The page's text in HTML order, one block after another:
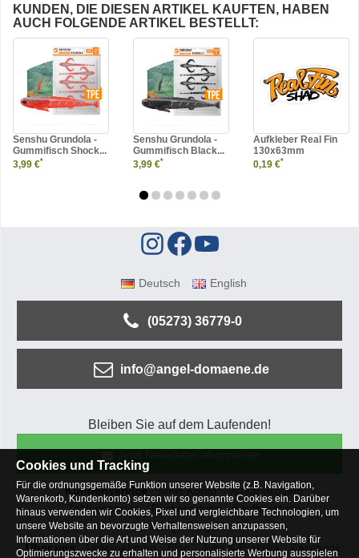
KUNDEN, DIE DIESEN ARTIKEL KAUFTEN, HABEN
AUCH FOLGENDE ARTIKEL BESTELLT:
Senshu Grundola -
Gummifisch Shock...
3,99 €*
Senshu Grundola -
Gummifisch Black...
3,99 €*
Aufkleber Real Fin
130x63mm
0,19 €*
Deutsch English
(05273) 36779-0
info@angel-domaene.de
Bleiben Sie auf dem Laufenden!
Kundenservice Mein Konto
Versandkosten
Zahlungsarten
Rücksendung
Kaufberatung
Häufige Fragen
Über uns
Unternehmen Blog Jobs & Praktika Facebook
Cookies und Tracking
Für die ordnungsgemäße Funktion unserer Website (z.B. Navigation,
Warenkorb, Kundenkonto) setzen wir so genannte Cookies ein. Darüber
hinaus verwenden wir Cookies, Pixel und vergleichbare Technologien, um
unsere Website an bevorzugte Verhaltensweisen anzupassen,
Informationen über die Art und Weise der Nutzung unserer Website für
Optimierungszwecke zu erhalten und personalisierte Werbung ausspielen